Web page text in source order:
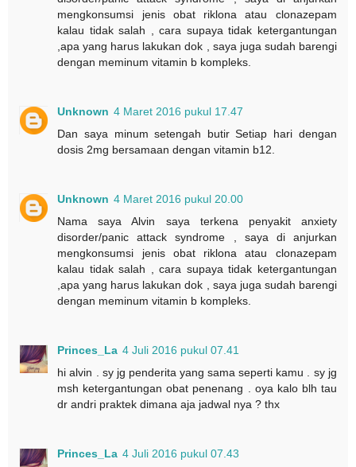
mengkonsumsi jenis obat riklona atau clonazepam
kalau tidak salah , cara supaya tidak ketergantungan
,apa yang harus lakukan dok , saya juga sudah barengi
dengan meminum vitamin b kompleks.
Unknown 4 Maret 2016 pukul 17.47
Dan saya minum setengah butir Setiap hari dengan
dosis 2mg bersamaan dengan vitamin b12.
Unknown 4 Maret 2016 pukul 20.00
Nama saya Alvin saya terkena penyakit anxiety
disorder/panic attack syndrome , saya di anjurkan
mengkonsumsi jenis obat riklona atau clonazepam
kalau tidak salah , cara supaya tidak ketergantungan
,apa yang harus lakukan dok , saya juga sudah barengi
dengan meminum vitamin b kompleks.
Princes_La 4 Juli 2016 pukul 07.41
hi alvin . sy jg penderita yang sama seperti kamu . sy jg
msh ketergantungan obat penenang . oya kalo blh tau
dr andri praktek dimana aja jadwal nya ? thx
Princes_La 4 Juli 2016 pukul 07.43